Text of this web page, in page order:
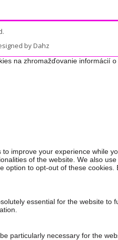
by Dahz
na zhromažďovanie informácií
to improve your experience while
of the website. We also
option to opt-out of these
essential for the website
particularly necessary for the